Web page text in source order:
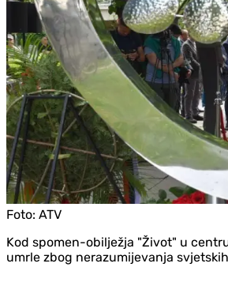
Foto: ATV
Kod spomen-obilježja "Život" u
umrle zbog nerazumijevanja